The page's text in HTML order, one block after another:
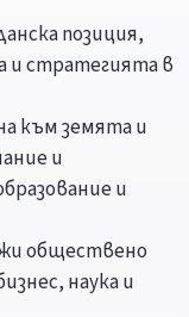
позиция,
и стратегията в
към земята и
и
и
обществено
наука и